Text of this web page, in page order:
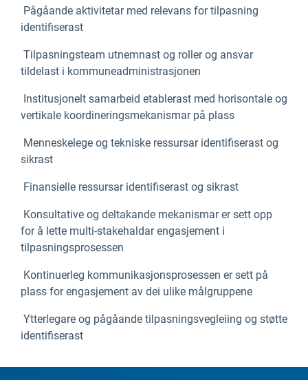
Pågåande aktivitetar med relevans for tilpasning
identifiserast
Tilpasningsteam utnemnast og roller og ansvar
tildelast i kommuneadministrasjonen
Institusjonelt samarbeid etablerast med horisontale og
vertikale koordineringsmekanismar på plass
Menneskelege og tekniske ressursar identifiserast og
sikrast
Finansielle ressursar identifiserast og sikrast
Konsultative og deltakande mekanismar er sett opp
for å lette multi-stakehaldar engasjement i
tilpasningsprosessen
Kontinuerleg kommunikasjonsprosessen er sett på
plass for engasjement av dei ulike målgruppene
Ytterlegare og pågåande tilpasningsvegleiing og støtte
identifiserast